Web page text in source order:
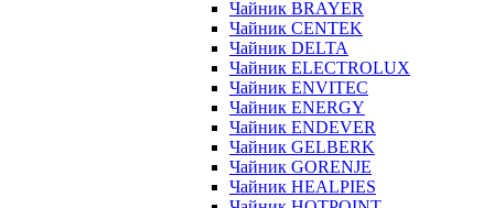
Чайник BRAYER
Чайник CENTEK
Чайник DELTA
Чайник ELECTROLUX
Чайник ENVITEC
Чайник ENERGY
Чайник ENDEVER
Чайник GELBERK
Чайник GORENJE
Чайник HEALPIES